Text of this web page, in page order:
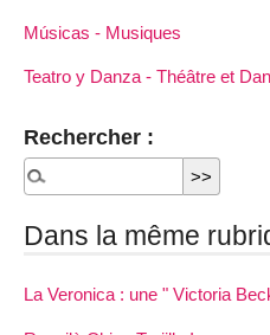
Músicas - Musiques
Teatro y Danza - Théâtre et
Rechercher :
Dans la même
La Veronica : une " Victoria